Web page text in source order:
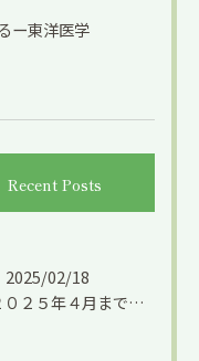
ー東洋医学
Recent Posts
2025/02/18
２０２５年４月までの限定募集です。